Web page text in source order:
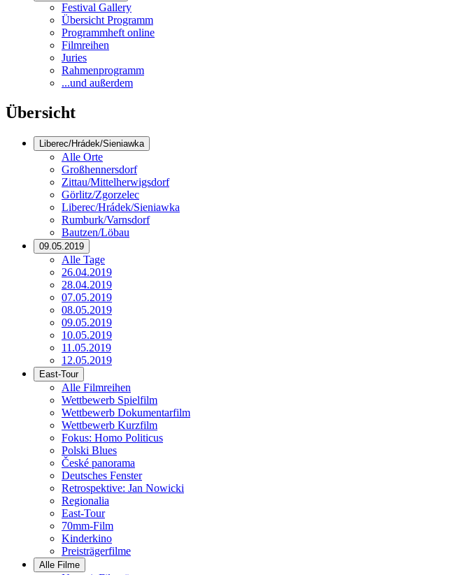
Festival Gallery
Übersicht Programm
Programmheft online
Filmreihen
Juries
Rahmenprogramm
...und außerdem
Übersicht
Liberec/Hrádek/Sieniawka
Alle Orte
Großhennersdorf
Zittau/Mittelherwigsdorf
Görlitz/Zgorzelec
Liberec/Hrádek/Sieniawka
Rumburk/Varnsdorf
Bautzen/Löbau
09.05.2019
Alle Tage
26.04.2019
28.04.2019
07.05.2019
08.05.2019
09.05.2019
10.05.2019
11.05.2019
12.05.2019
East-Tour
Alle Filmreihen
Wettbewerb Spielfilm
Wettbewerb Dokumentarfilm
Wettbewerb Kurzfilm
Fokus: Homo Politicus
Polski Blues
České panorama
Deutsches Fenster
Retrospektive: Jan Nowicki
Regionalia
East-Tour
70mm-Film
Kinderkino
Preisträgerfilme
Alle Filme